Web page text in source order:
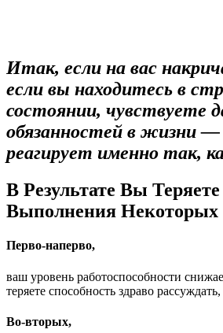
Итак, если на вас
если вы находитесь в
состоянии, чувствуете
обязанностей в жизни —
реагирует именно так,
В Результате Вы
Выполнения
Перво-наперво,
ваш уровень работоспособности
теряете способность здраво
Во-вторых,